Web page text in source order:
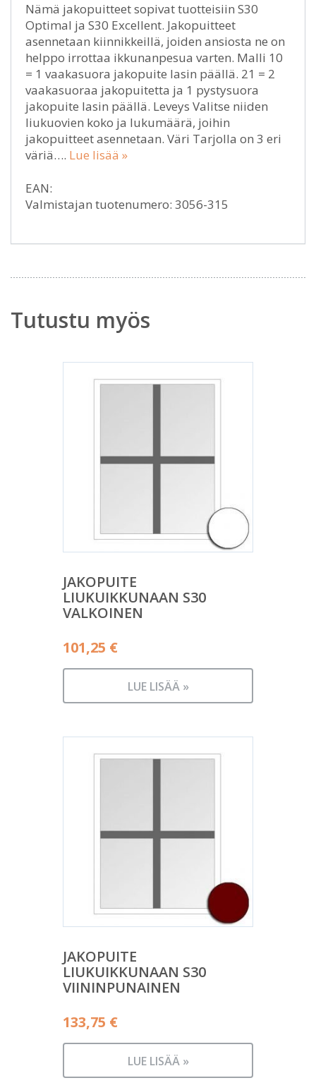
Nämä jakopuitteet sopivat tuotteisiin S30
Optimal ja S30 Excellent. Jakopuitteet
asennetaan kiinnikkeillä, joiden ansiosta ne on
helppo irrottaa ikkunanpesua varten. Malli 10
= 1 vaakasuora jakopuite lasin päällä. 21 = 2
vaakasuoraa jakopuitetta ja 1 pystysuora
jakopuite lasin päällä. Leveys Valitse niiden
liukuovien koko ja lukumäärä, joihin
jakopuitteet asennetaan. Väri Tarjolla on 3 eri
väriä…. Lue lisää »
EAN:
Valmistajan tuotenumero: 3056-315
Tutustu myös
JAKOPUITE
LIUKUIKKUNAAN S30
VALKOINEN
101,25 €
LUE LISÄÄ »
JAKOPUITE
LIUKUIKKUNAAN S30
VIININPUNAINEN
133,75 €
LUE LISÄÄ »